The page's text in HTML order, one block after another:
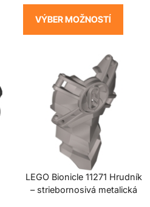
VÝBER MOŽNOSTÍ
LEGO Bionicle 11271 Hrudník
– striebornosivá metalická